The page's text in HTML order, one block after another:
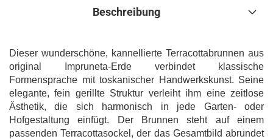
Beschreibung
Dieser wunderschöne, kannellierte Terracottabrunnen aus
original Impruneta-Erde verbindet klassische
Formensprache mit toskanischer Handwerkskunst. Seine
elegante, fein gerillte Struktur verleiht ihm eine zeitlose
Ästhetik, die sich harmonisch in jede Garten- oder
Hofgestaltung einfügt. Der Brunnen steht auf einem
passenden Terracottasockel, der das Gesamtbild abrundet